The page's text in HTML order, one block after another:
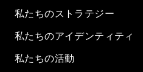
私たちのストラテジー
私たちのアイデンティティ
私たちの活動